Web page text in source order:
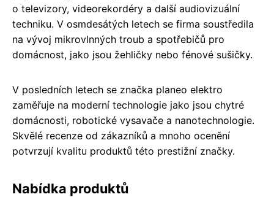
o televizory, videorekordéry a další audiovizuální
techniku. V osmdesátých letech se firma soustředila
na vývoj mikrovlnných troub a spotřebičů pro
domácnost, jako jsou žehličky nebo fénové sušičky.
V posledních letech se značka planeo elektro
zaměřuje na moderní technologie jako jsou chytré
domácnosti, robotické vysavače a nanotechnologie.
Skvělé recenze od zákazníků a mnoho ocenění
potvrzují kvalitu produktů této prestižní značky.
Nabídka produktů